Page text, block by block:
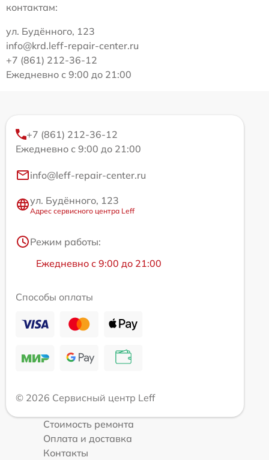
контактам:
ул. Будённого, 123
info@krd.leff-repair-center.ru
+7 (861) 212-36-12
Ежедневно с 9:00 до 21:00
+7 (861) 212-36-12
Ежедневно с 9:00 до 21:00
info@leff-repair-center.ru
ул. Будённого, 123
Адрес сервисного центра Leff
Режим работы:
Ежедневно с 9:00 до 21:00
Способы оплаты
© 2026 Сервисный центр Leff
Стоимость ремонта
Оплата и доставка
Контакты